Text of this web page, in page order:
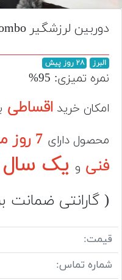
تجهیزات
مکث
افزودن
محصول
دست
دوم
لیست
دوربین
بله
دوربین لرزشگیر DJI Osmo Pocket 3 Combo
البرز ۲۸ روز پیش
نمره تمیزی: 95%
امکان خرید اقساطی
محصول دارای
7
فنی و یک سال
( گارانتی ضمانت
قیمت:
شماره تماس: